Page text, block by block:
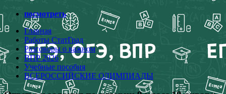
посмотреть
Главная
Работы СтатГрад
Разговоры о важном
ВПР 2026
Учебные пособия
ВСЕРОССИЙСКИЕ ОЛИМПИАДЫ